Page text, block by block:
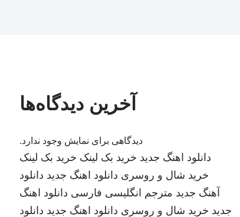
آخرین دیدگاه‌ها
دیدگاهی برای نمایش وجود ندارد.
دانلود اهنگ جدید خرید بک لینک خرید بک لینک
خرید شال و روسری دانلود اهنگ جدید دانلود
آهنگ جدید مترجم انگلیسی فارسی دانلود اهنگ
جدید خرید شال و روسری دانلود اهنگ جدید دانلود